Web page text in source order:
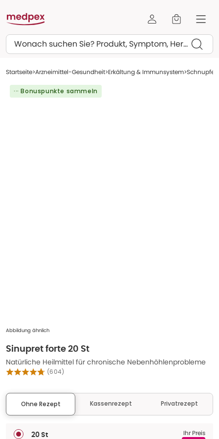
Suchen
Startseite Arzneimittel-Gesundheit Erkältung & Immunsystem
··· Bonuspunkte sammeln
Abbildung ähnlich
Sinupret forte 20 St
Natürliche Heilmittel für chronische Nebenhöhlenprobleme
(604)
Ohne Rezept Kassenrezept Privatrezept
20 St Ihr Preis